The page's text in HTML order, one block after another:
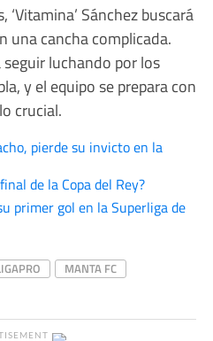
Sánchez buscará
una cancha complicada.
luchando por los
y el equipo se prepara con
crucial.
pierde su invicto en la
de la Copa del Rey?
primer gol en la Superliga de
MANTA FC